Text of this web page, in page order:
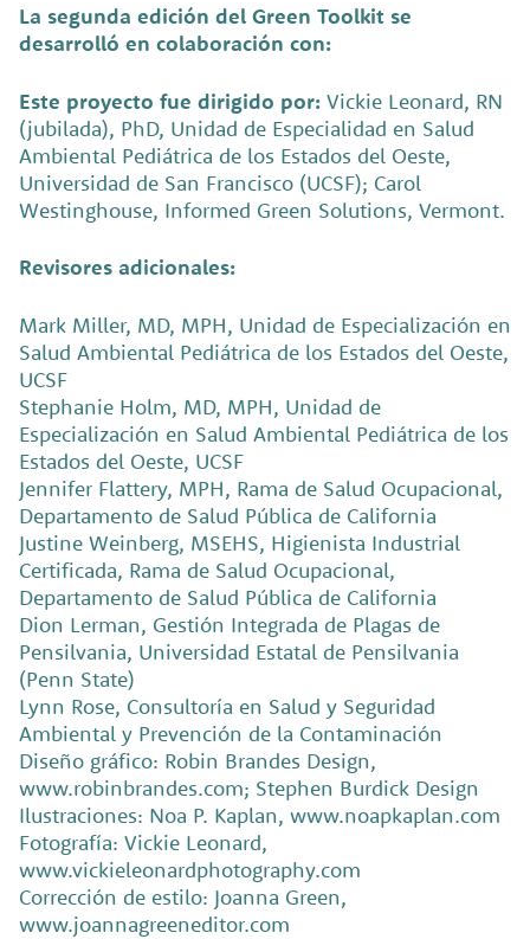
La segunda edición del Green Toolkit se
desarrolló en colaboración con:
Este proyecto fue dirigido por: Vickie Leonard, RN
(jubilada), PhD, Unidad de Especialidad en Salud
Ambiental Pediátrica de los Estados del Oeste,
Universidad de San Francisco (UCSF); Carol
Westinghouse, Informed Green Solutions, Vermont.
Revisores adicionales:
Mark Miller, MD, MPH, Unidad de Especialización en
Salud Ambiental Pediátrica de los Estados del Oeste,
UCSF
Stephanie Holm, MD, MPH, Unidad de
Especialización en Salud Ambiental Pediátrica de los
Estados del Oeste, UCSF
Jennifer Flattery, MPH, Rama de Salud Ocupacional,
Departamento de Salud Pública de California
Justine Weinberg, MSEHS, Higienista Industrial
Certificada, Rama de Salud Ocupacional,
Departamento de Salud Pública de California
Dion Lerman, Gestión Integrada de Plagas de
Pensilvania, Universidad Estatal de Pensilvania
(Penn State)
Lynn Rose, Consultoría en Salud y Seguridad
Ambiental y Prevención de la Contaminación
Diseño gráfico: Robin Brandes Design,
www.robinbrandes.com; Stephen Burdick Design
Ilustraciones: Noa P. Kaplan, www.noapkaplan.com
Fotografía: Vickie Leonard,
www.vickieleonardphotography.com
Corrección de estilo: Joanna Green,
www.joannagreeneditor.com